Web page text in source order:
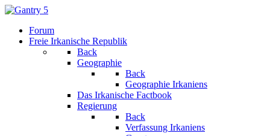
Forum
Freie Irkanische Republik
Back
Geographie
Back
Geographie Irkaniens
Das Irkanische Factbook
Regierung
Back
Verfassung Irkaniens